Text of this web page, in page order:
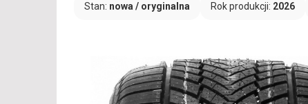
Stan: nowa / oryginalna Rok produkcji: 2026